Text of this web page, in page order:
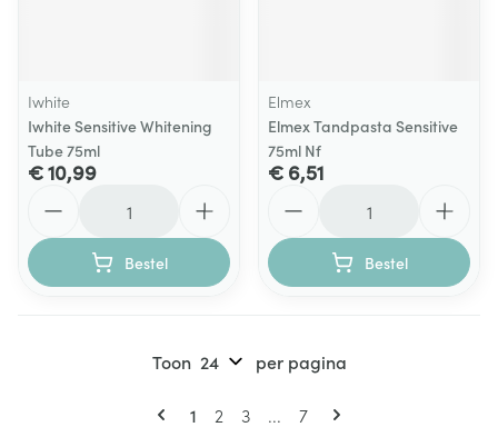
Iwhite
Iwhite Sensitive Whitening
Tube 75ml
€ 10,99
Bestel
Elmex
Elmex Tandpasta Sensitive
75ml Nf
€ 6,51
Bestel
Pagina's
U lees momenteel pagina
1 Pagina
2 Pagina
3 ... Pagina
7
Toon per pagina